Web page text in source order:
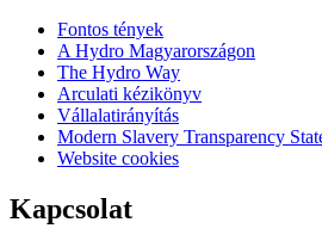
Fontos tények
A Hydro Magyarországon
The Hydro Way
Arculati kézikönyv
Vállalatirányítás
Modern Slavery Transparency
Website cookies
Kapcsolat